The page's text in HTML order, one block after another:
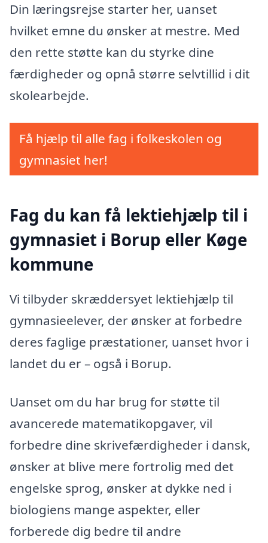
Din læringsrejse starter her, uanset
hvilket emne du ønsker at mestre. Med
den rette støtte kan du styrke dine
færdigheder og opnå større selvtillid i dit
skolearbejde.
Få hjælp til alle fag i folkeskolen og
gymnasiet her!
Fag du kan få lektiehjælp til i
gymnasiet i Borup eller Køge
kommune
Vi tilbyder skræddersyet lektiehjælp til
gymnasieelever, der ønsker at forbedre
deres faglige præstationer, uanset hvor i
landet du er – også i Borup.
Uanset om du har brug for støtte til
avancerede matematikopgaver, vil
forbedre dine skrivefærdigheder i dansk,
ønsker at blive mere fortrolig med det
engelske sprog, ønsker at dykke ned i
biologiens mange aspekter, eller
forberede dig bedre til andre